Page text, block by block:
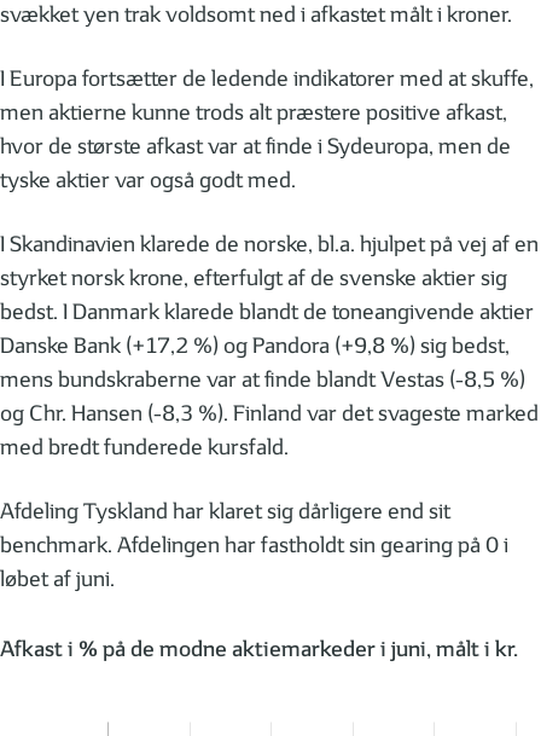
svækket yen trak voldsomt ned i afkastet målt i kroner.
I Europa fortsætter de ledende indikatorer med at skuffe,
men aktierne kunne trods alt præstere positive afkast,
hvor de største afkast var at finde i Sydeuropa, men de
tyske aktier var også godt med.
I Skandinavien klarede de norske, bl.a. hjulpet på vej af en
styrket norsk krone, efterfulgt af de svenske aktier sig
bedst. I Danmark klarede blandt de toneangivende aktier
Danske Bank (+17,2 %) og Pandora (+9,8 %) sig bedst,
mens bundskraberne var at finde blandt Vestas (-8,5 %)
og Chr. Hansen (-8,3 %). Finland var det svageste marked
med bredt funderede kursfald.
Afdeling Tyskland har klaret sig dårligere end sit
benchmark. Afdelingen har fastholdt sin gearing på 0 i
løbet af juni.
Afkast i % på de modne aktiemarkeder i juni, målt i kr.